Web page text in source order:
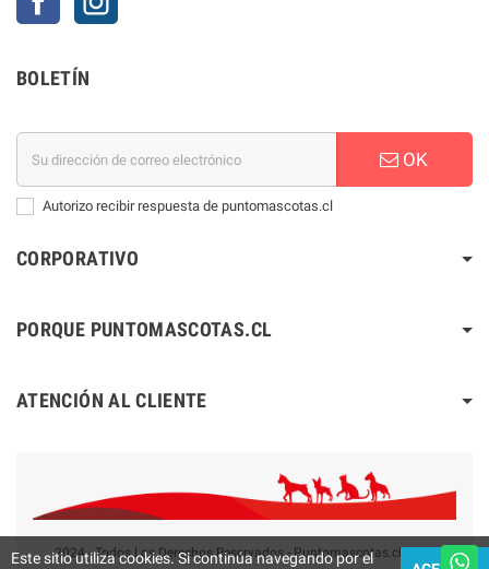
BOLETÍN
OK
Autorizo recibir respuesta de puntomascotas.cl
CORPORATIVO
PORQUE PUNTOMASCOTAS.CL
ATENCIÓN AL CLIENTE
2024 - Todos Los Derechos Reservados - Puntomascotas.cl V2.0
Este sitio utiliza cookies. Si continúa navegando por el